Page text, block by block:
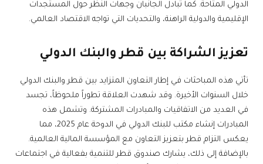
الدولي المتاحة. كما تبادل الجانبان وجهات النظر حول المستجدات
الإقليمية والدولية الراهنة، والتحديات التي تواجه الاقتصاد العالمي.
تعزيز الشراكة بين قطر والبنك الدولي
تأتي هذه المباحثات في إطار التعاون المتزايد بين قطر والبنك الدولي
خلال السنوات الأخيرة. وقد شهدت العلاقة تطوراً ملحوظاً، تجسد
في العديد من الاتفاقيات والمبادرات المشتركة. وتشمل هذه
المبادرات إنشاء مكتب للبنك الدولي في الدوحة عام 2025، مما
يعكس التزام قطر بتعزيز التعاون مع المؤسسة المالية العالمية.
بالإضافة إلى ذلك، يشارك صندوق قطر للتنمية بفعالية في اجتماعات